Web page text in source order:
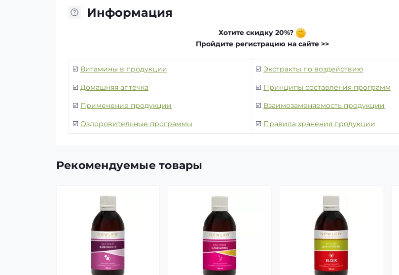
Информация
Хотите скидку 20%?
Пройдите регистрацию на сайте >>
☑️ Витамины в продукции
☑️ Домашняя аптечка
☑️ Применение продукции
☑️ Оздоровительные программы
☑️ Экстракты по воздействию
☑️ Принципы составления программ
☑️ Взаимозаменяемость продукции
☑️ Правила хранения продукции
Рекомендуемые товары